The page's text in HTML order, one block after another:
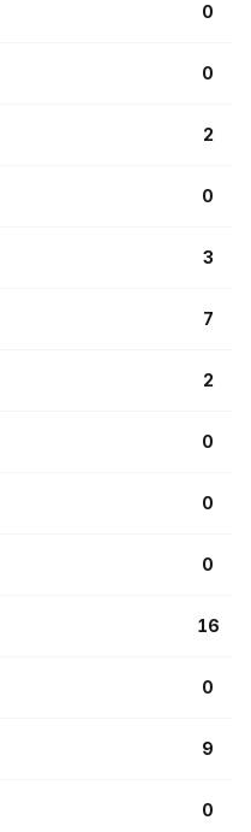
0
0
2
0
3
7
2
0
0
0
16
0
9
0